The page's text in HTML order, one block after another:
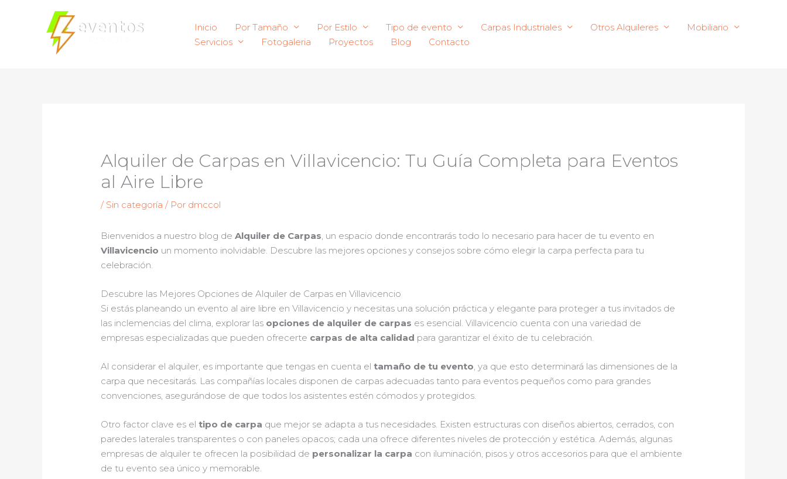
Inicio Por Tamaño Por Estilo Tipo de evento Carpas Industriales Otros Alquileres
Mobiliario
Servicios
Fotogaleria Proyectos Blog Contacto
Alquiler de Carpas en Villavicencio: Tu Guía Completa para Eventos
al Aire Libre
/ Sin categoría / Por dmccol
Bienvenidos a nuestro blog deAlquiler de Carpas, un espacio donde encontrarás todo lo necesario para hacer de tu evento en
Villavicencio un momento inolvidable. Descubre las mejores opciones y consejos sobre cómo elegir la carpa perfecta para tu
celebración.
Descubre las Mejores Opciones de Alquiler de Carpas en Villavicencio
Si estás planeando un evento al aire libre en Villavicencio y necesitas una solución práctica y elegante para proteger a tus invitados de
las inclemencias del clima, explorar las opciones de alquiler de carpas es esencial. Villavicencio cuenta con una variedad de
empresas especializadas que pueden ofrecerte carpas de alta calidad para garantizar el éxito de tu celebración.
Al considerar el alquiler, es importante que tengas en cuenta eltamaño de tu evento, ya que esto determinará las dimensiones de la
carpa que necesitarás. Las compañías locales disponen de carpas adecuadas tanto para eventos pequeños como para grandes
convenciones, asegurándose de que todos los asistentes estén cómodos y protegidos.
Otro factor clave es eltipo de carpa que mejor se adapta a tus necesidades. Existen estructuras con diseños abiertos, cerrados, con
paredes laterales transparentes o con paneles opacos; cada una ofrece diferentes niveles de protección y estética. Además, algunas
empresas de alquiler te ofrecen la posibilidad de personalizar la carpa con iluminación, pisos y otros accesorios para que el ambiente
de tu evento sea único y memorable.